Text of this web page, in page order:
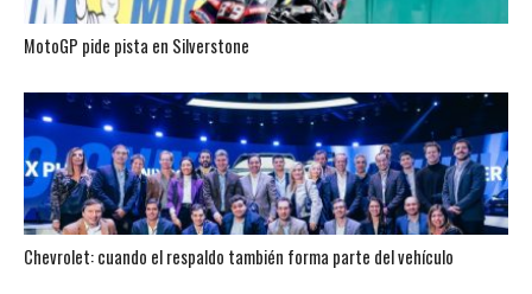
MotoGP pide pista en Silverstone
Chevrolet: cuando el respaldo también forma parte del vehículo